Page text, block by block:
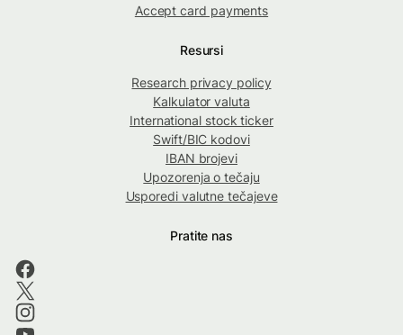
Accept card payments
Resursi
Research privacy policy
Kalkulator valuta
International stock ticker
Swift/BIC kodovi
IBAN brojevi
Upozorenja o tečaju
Usporedi valutne tečajeve
Pratite nas